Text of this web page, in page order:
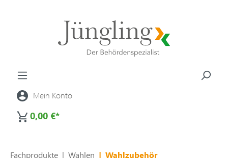
Mein Konto
0,00 €*
Fachprodukte | Wahlen | Wahlzubehör